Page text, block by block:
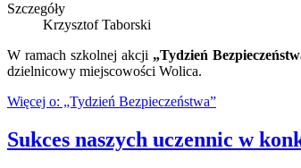
Szczegóły
Krzysztof Taborski
W ramach szkolnej akcji „Tydzień
dzielnicowy miejscowości Wolica.
Więcej o: „Tydzień Bezpieczeństwa”
Sukces naszych uczennic w